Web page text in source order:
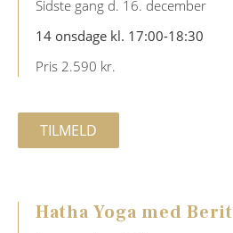
Sidste gang d. 16. december
14 onsdage kl. 17:00-18:30
Pris 2.590 kr.
TILMELD
Hatha Yoga med Berit